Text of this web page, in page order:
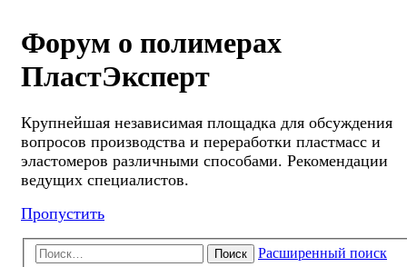
Форум о полимерах
ПластЭксперт
Крупнейшая независимая площадка для обсуждения
вопросов производства и переработки пластмасс и
эластомеров различными способами. Рекомендации
ведущих специалистов.
Пропустить
Поиск Расширенный поиск